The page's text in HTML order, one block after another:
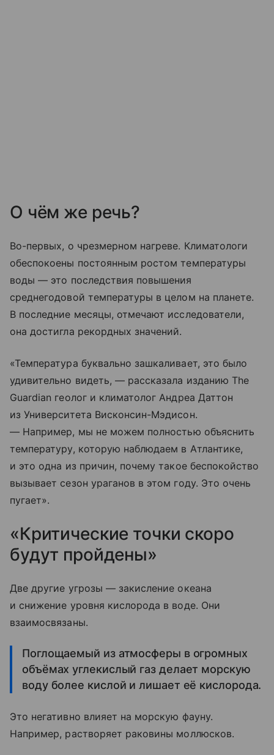
О чём же речь?
Во-первых, о чрезмерном нагреве. Климатологи
обеспокоены постоянным ростом температуры
воды — это последствия повышения
среднегодовой температуры в целом на планете.
В последние месяцы, отмечают исследователи,
она достигла рекордных значений.
«Температура буквально зашкаливает, это было
удивительно видеть, — рассказала изданию The
Guardian геолог и климатолог Андреа Даттон
из Университета Висконсин-Мэдисон.
— Например, мы не можем полностью объяснить
температуру, которую наблюдаем в Атлантике,
и это одна из причин, почему такое беспокойство
вызывает сезон ураганов в этом году. Это очень
пугает».
«Критические точки скоро
будут пройдены»
Две другие угрозы — закисление океана
и снижение уровня кислорода в воде. Они
взаимосвязаны.
Поглощаемый из атмосферы в огромных
объёмах углекислый газ делает морскую
воду более кислой и лишает её кислорода.
Это негативно влияет на морскую фауну.
Например, растворяет раковины моллюсков.